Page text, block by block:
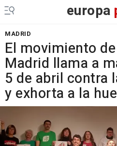
europa
MADRID
El movimiento
Madrid llama a
5 de abril contra
y exhorta a la